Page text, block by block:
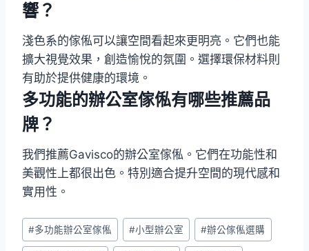
響？
淺色系的傢俬可以讓空間看起來更明亮。它們也能
擴大視覺效果，創造愉悅的氛圍。選擇環保材料則
有助於提供健康的環境。
多功能的辦公室傢俬有哪些推薦品
牌？
我們推薦Gavisco的辦公室傢俬。它們在功能性和
美觀性上都很出色。特別適合提升空間的現代感和
實用性。
Post
Tags:
#多功能辦公室傢俬 #小型辦公室 #辦公傢俬選購